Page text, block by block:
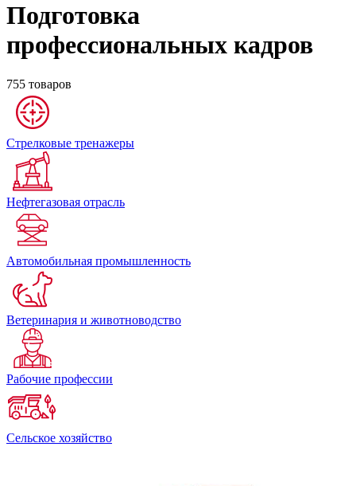
Подготовка
профессиональных кадров
755 товаров
Стрелковые тренажеры
Нефтегазовая отрасль
Автомобильная промышленность
Ветеринария и животноводство
Рабочие профессии
Сельское хозяйство